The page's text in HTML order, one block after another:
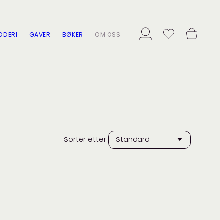
GAVER BØKER OM OSS
Sorter etter